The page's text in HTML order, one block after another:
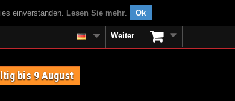
einverstanden. Lesen Sie mehr. Ok
Weiter
bis 9 August